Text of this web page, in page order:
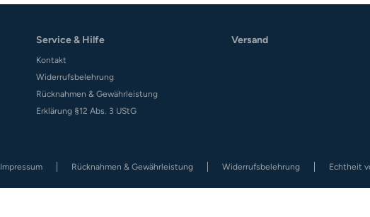
Service & Hilfe
Kontakt
Widerrufsbelehrung
Rücknahmen & Gewährleistung
Erklärung §12 Abs. 3 UStG
Versand
Impressum Rücknahmen & Gewährleistung Widerrufsbelehrung Echtheit